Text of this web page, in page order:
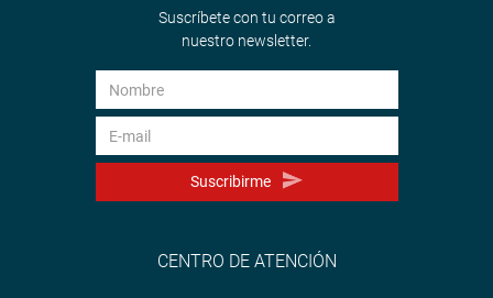
Suscríbete con tu correo a
nuestro newsletter.
Suscribirme
CENTRO DE ATENCIÓN